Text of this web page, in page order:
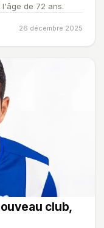
l'âge de 72 ans.
26 décembre 2025
club,